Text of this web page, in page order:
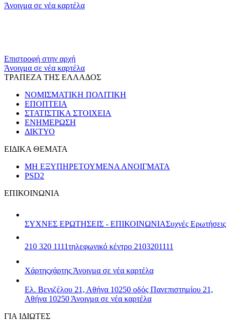
Άνοιγμα σε νέα καρτέλα
Επιστροφή στην αρχή
Άνοιγμα σε νέα καρτέλα
ΤΡΑΠΕΖΑ ΤΗΣ ΕΛΛΑΔΟΣ
ΝΟΜΙΣΜΑΤΙΚΗ ΠΟΛΙΤΙΚΗ
ΕΠΟΠΤΕΙΑ
ΣΤΑΤΙΣΤΙΚΑ ΣΤΟΙΧΕΙΑ
ΕΝΗΜΕΡΩΣΗ
ΔΙΚΤΥΟ
ΕΙΔΙΚΑ ΘΕΜΑΤΑ
ΜΗ ΕΞΥΠΗΡΕΤΟΥΜΕΝΑ ΑΝΟΙΓΜΑΤΑ
PSD2
ΕΠΙΚΟΙΝΩΝΙΑ
ΣΥΧΝΕΣ ΕΡΩΤΗΣΕΙΣ - ΕΠΙΚΟΙΝΩΝΙΑΣυχνές Ερωτήσεις
210 320 1111τηλεφωνικό κέντρο 2103201111
Χάρτηςχάρτης Άνοιγμα σε νέα καρτέλα
Ελ. Βενιζέλου 21, Αθήνα 10250 οδός Πανεπιστημίου 21,
Αθήνα 10250 Άνοιγμα σε νέα καρτέλα
ΓΙΑ ΙΔΙΩΤΕΣ